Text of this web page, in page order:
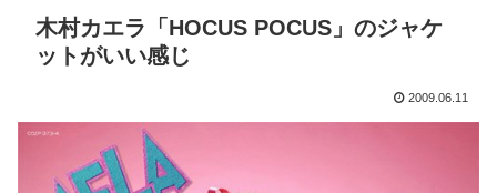
木村カエラ「HOCUS POCUS」のジャケ
ットがいい感じ
2009.06.11